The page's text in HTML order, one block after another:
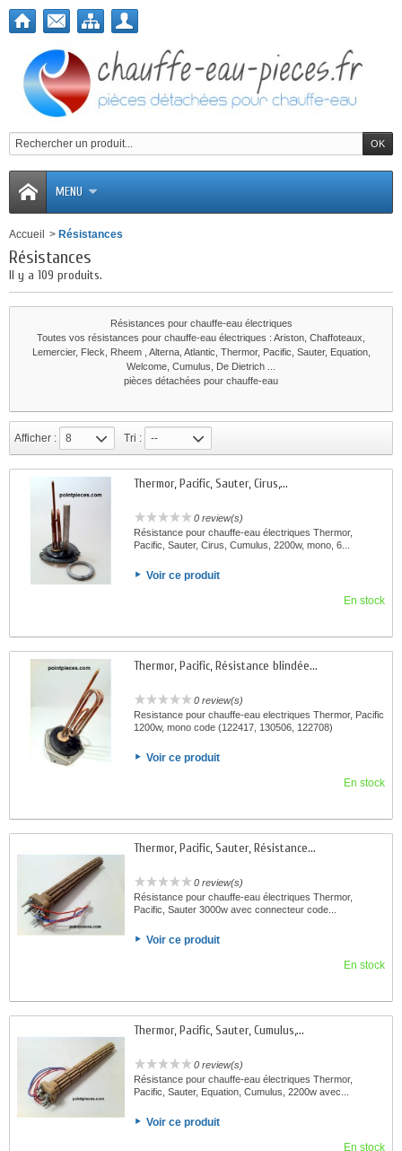
MENU
Accueil > Résistances
Résistances
Il y a 109 produits.
Résistances pour chauffe-eau électriques
Toutes vos résistances pour chauffe-eau électriques : Ariston, Chaffoteaux,
Lemercier, Fleck, Rheem , Alterna, Atlantic, Thermor, Pacific, Sauter, Equation,
Welcome, Cumulus, De Dietrich ...
pièces détachées pour chauffe-eau
Afficher : 8 Tri : --
Thermor, Pacific, Sauter, Cirus,...
0 review(s)
Résistance pour chauffe-eau électriques Thermor,
Pacific, Sauter, Cirus, Cumulus, 2200w, mono, 6...
Voir ce produit
En stock
Thermor, Pacific, Résistance blindée...
0 review(s)
Resistance pour chauffe-eau electriques Thermor, Pacific
1200w, mono code (122417, 130506, 122708)
Voir ce produit
En stock
Thermor, Pacific, Sauter, Résistance...
0 review(s)
Résistance pour chauffe-eau électriques Thermor,
Pacific, Sauter 3000w avec connecteur code...
Voir ce produit
En stock
Thermor, Pacific, Sauter, Cumulus,...
0 review(s)
Résistance pour chauffe-eau électriques Thermor,
Pacific, Sauter, Equation, Cumulus, 2200w avec...
Voir ce produit
En stock